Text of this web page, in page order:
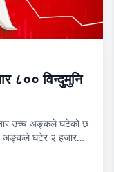
८०० विन्दुमुनि
उच्च अङ्कले घटेको छ
अङ्कले घटेर २ हजार
४ प्रतिशतले